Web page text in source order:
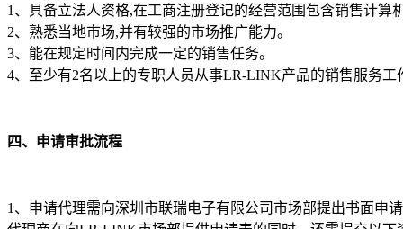
1、具备立法人资格,在工商注册登记的经营范围包含销售计算
2、熟悉当地市场,并有较强的市场推广能力。
3、能在规定时间内完成一定的销售任务。
4、至少有2名以上的专职人员从事LR-LINK产品的销售服务工
四、申请审批流程
1、申请代理需向深圳市联瑞电子有限公司市场部提出书面申